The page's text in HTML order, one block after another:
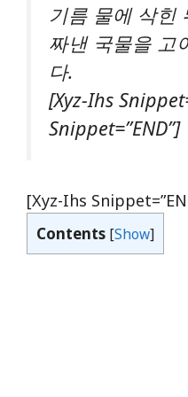
기름 물에 삭힌
짜낸 국물을 고
다.
[xyz-Ihs
Snippet=”END”]
[xyz-Ihs
Contents [Show]